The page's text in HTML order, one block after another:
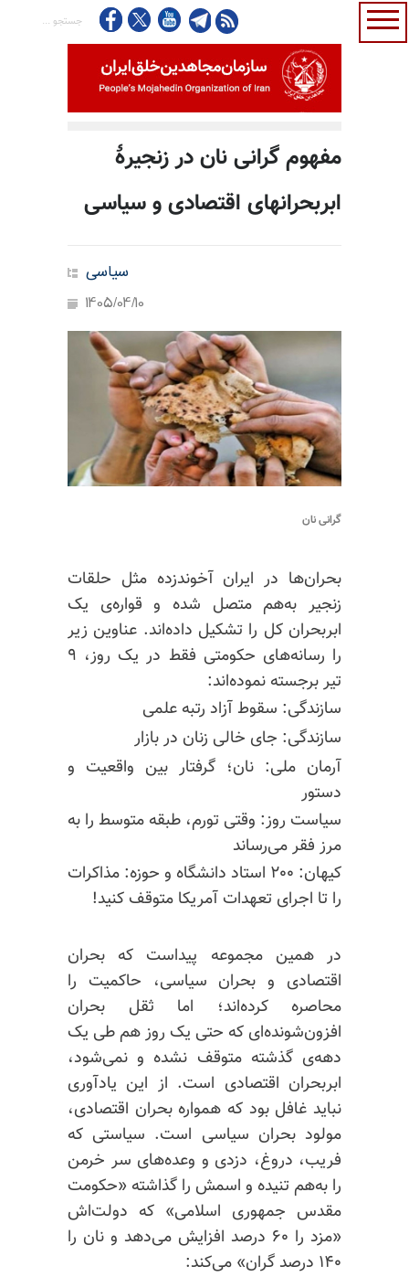
مفهوم گرانی نان در زنجیرهٔ
ابر‌بحرانهای اقتصادی و سیاسی
سیاسی
1405/04/10
گرانی نان
بحران‌ها در ایران آخوندزده مثل حلقات
زنجیر به‌هم متصل شده‌ و قواره‌ی یک
ابربحران کل را تشکیل داده‌اند. عناوین زیر
را رسانه‌های حکومتی فقط در یک روز، ۹
تیر برجسته نموده‌اند:
سازندگی: سقوط آزاد رتبه علمی
سازندگی: جای خالی زنان در بازار
آرمان ملی: نان؛ گرفتار بین واقعیت و
دستور
سیاست روز: وقتی تورم، طبقه متوسط را به
مرز فقر می‌رساند
کیهان: ۲۰۰ استاد دانشگاه و حوزه: مذاکرات
را تا اجرای تعهدات آمریکا متوقف کنید!
در همین مجموعه پیداست که بحران
اقتصادی و بحران سیاسی، حاکمیت را
محاصره کرده‌اند؛ اما ثقل بحران
افزون‌شونده‌‌ای که حتی یک روز هم طی یک
دهه‌ی گذشته متوقف نشده و نمی‌شود،
ابربحران اقتصادی است. از این یادآوری
نباید غافل بود که همواره بحران اقتصادی،
مولود بحران سیاسی است. سیاستی که
فریب، دروغ، دزدی و وعده‌های سر خرمن
را به‌هم تنیده و اسمش را گذاشته «حکومت
مقدس جمهوری اسلامی» که دولت‌اش
«مزد را ۶۰ درصد افزایش می‌دهد و نان را
۱۴۰ درصد گران» می‌کند: